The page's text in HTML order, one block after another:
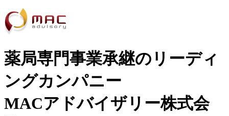
薬局専門事業承継のリーディ
ングカンパニー
MACアドバイザリー株式会